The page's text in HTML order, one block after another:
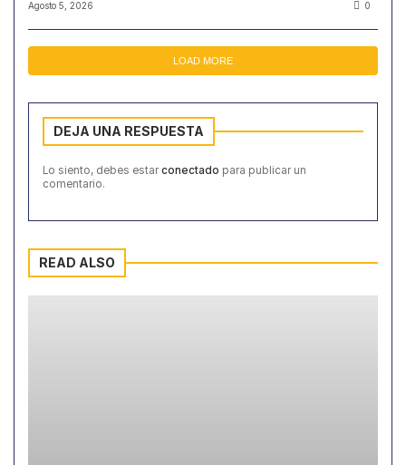
Agosto 5, 2026 0
LOAD MORE
DEJA UNA RESPUESTA
Lo siento, debes estar conectado para publicar un
comentario.
READ ALSO